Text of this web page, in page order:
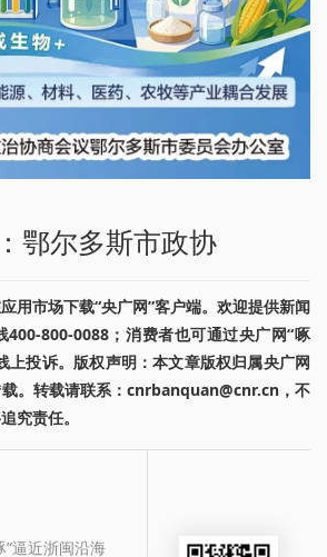
鄂尔多斯市政协
用市场下载“央广网”客户端。欢迎提供新闻
400-800-0088；消费者也可通过央广网“啄
上投诉。版权声明：本文章版权归属央广网
。转载请联系：cnrbanquan@cnr.cn，不
究责任。
”逼近浙闽沿海